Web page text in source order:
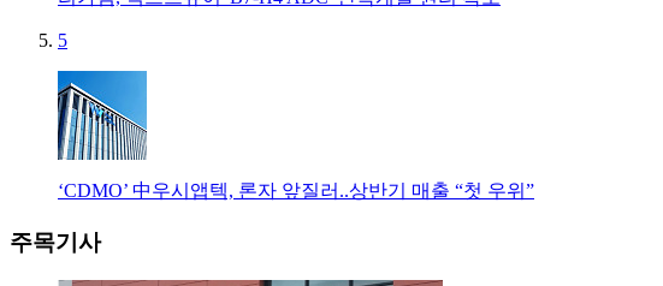
5
‘CDMO’ 中우시앱텍, 론자 앞질러..상반기 매출 “첫 우위”
주목기사